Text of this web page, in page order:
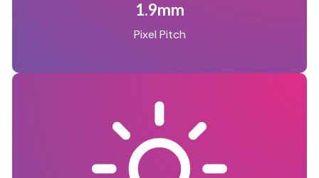
1.9mm
Pixel Pitch